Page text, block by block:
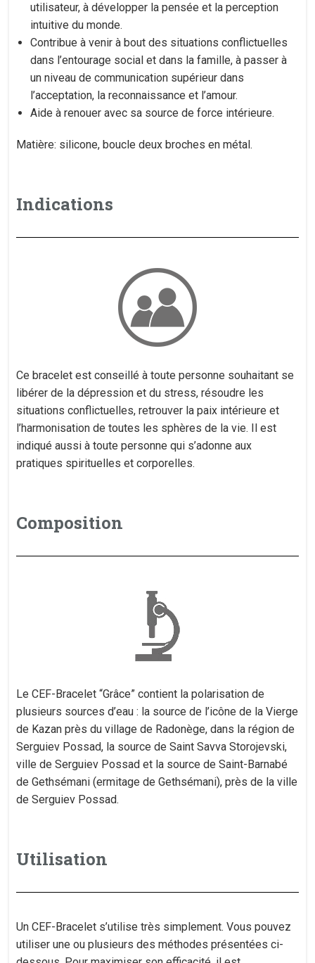
utilisateur, à développer la pensée et la perception
intuitive du monde.
Contribue à venir à bout des situations conflictuelles
dans l’entourage social et dans la famille, à passer à
un niveau de communication supérieur dans
l’acceptation, la reconnaissance et l’amour.
Aide à renouer avec sa source de force intérieure.​
Matière: silicone, boucle deux broches en métal.
Indications
Ce bracelet est conseillé à toute personne souhaitant se
libérer de la dépression et du stress, résoudre les
situations conflictuelles, retrouver la paix intérieure et
l’harmonisation de toutes les sphères de la vie. Il est
indiqué aussi à toute personne qui s’adonne aux
pratiques spirituelles et corporelles.
Composition
Le CEF-Bracelet “Grâce” contient la polarisation de
plusieurs sources d’eau : la source de l’icône de la Vierge
de Kazan près du village de Radonège, dans la région de
Serguiev Possad, la source de Saint Savva Storojevski,
ville de Serguiev Possad et la source de Saint-Barnabé
de Gethsémani (ermitage de Gethsémani), près de la ville
de Serguiev Possad.​
Utilisation
Un CEF-Bracelet s’utilise très simplement. Vous pouvez
utiliser une ou plusieurs des méthodes présentées ci-